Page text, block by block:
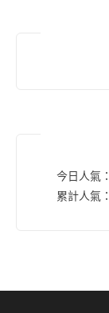
今日人氣：
累計人氣：